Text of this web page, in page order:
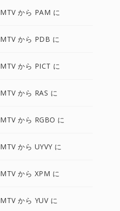
MTV から PAM に
MTV から PDB に
MTV から PICT に
MTV から RAS に
MTV から RGBO に
MTV から UYVY に
MTV から XPM に
MTV から YUV に